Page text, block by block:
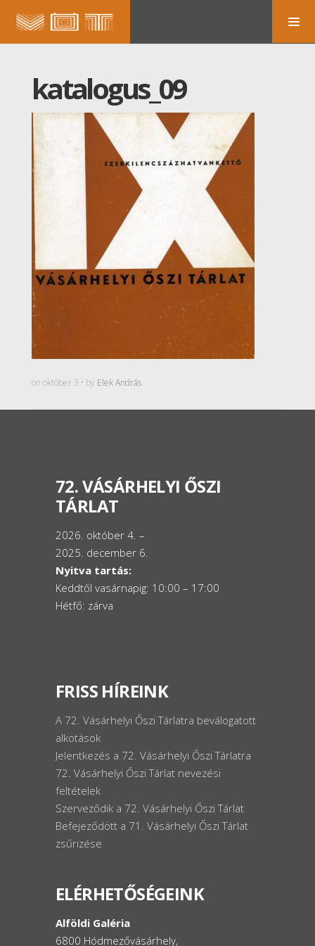
katalogus_09
on október 3 • by Elek András
72. VÁSÁRHELYI ŐSZI
TÁRLAT
2026. október 4. –
2025. december 6.
Nyitva tartás:
Keddtől vasárnapig: 10:00 – 17:00
Hétfő: zárva
FRISS HÍREINK
A 72. Vásárhelyi Őszi Tárlatra beválogatott
alkotások
Jelentkezés a 72. Vásárhelyi Őszi Tárlatra
72. Vásárhelyi Őszi Tárlat nevezési
feltételek
Szerveződik a 72. Vásárhelyi Őszi Tárlat
Befejeződött a 71. Vásárhelyi Őszi Tárlat
zsűrizése
ELÉRHETŐSÉGEINK
Alföldi Galéria
6800 Hódmezővásárhely,